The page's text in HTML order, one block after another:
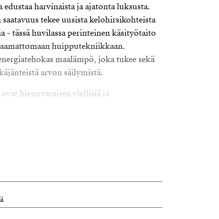
harvinaista ja ajatonta luksusta.
tekee uusista kelohirsikohteista
- tässä huvilassa perinteinen käsityötaito
huipputekniikkaan.
maalämpö, joka tukee sekä
arvon säilymistä.
hienovaraisen ylellisiä ja
rakennuksen osaksi Utsuvaaran karua
raskaat tykkylumipuut.
tilaratkaisu on suunniteltu väljyyttä,
kunnioittaen. Ensimmäisessä
muodostaa huvilan sydämen. Suuret,
ikkunat tuovat luonnon osaksi sisätilaa